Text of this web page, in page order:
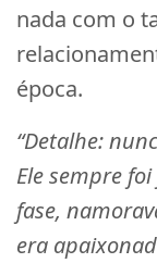
nada com o
época.
“Detalhe:
Ele sempre
fase,
era